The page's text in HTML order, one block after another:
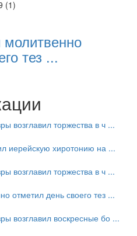
тез ...
возглавил торжества в ч ...
иерейскую хиротонию на ...
возглавил торжества в ч ...
отметил день своего тез ...
возглавил воскресные бо ...